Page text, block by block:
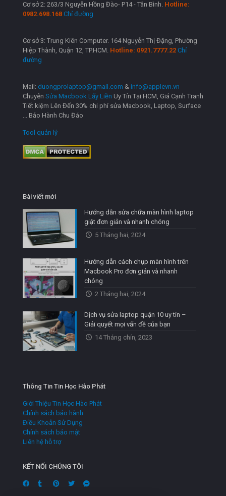
Cơ sở 2: 263/3 Nguyễn Hồng Đào- P14 - Tân Bình. Hotline:
0982.698.168 Chỉ đường
Cơ sở 3: Trung Kiên Computer. 164 Nguyễn Thị Đặng, Phường
Hiệp Thành, Quận 12, TP.HCM. Hotline: 0921.7777.22 Chỉ
đường
Mail: duongprolaptop@gmail.com & info@applevn.vn
Chuyên Sửa Macbook Lấy Liền Uy Tín Tại HCM, Giá Cạnh Tranh
Tiết kiệm Lên Đến 30% chi phí sửa Macbook, Laptop, Surface
... Bảo Hành Chu Đáo
Tool quản lý
Bài viết mới
Hướng dẫn sửa chữa màn hình laptop
giật đơn giản và nhanh chóng
5 Tháng hai, 2024
Hướng dẫn cách chụp màn hình trên
Macbook Pro đơn giản và nhanh
chóng
2 Tháng hai, 2024
Dịch vụ sửa laptop quận 10 uy tín –
Giải quyết mọi vấn đề của bạn
14 Tháng chín, 2023
Thông Tin Tin Học Hào Phát
Giới Thiệu Tin Học Hào Phát
Chính sách bảo hành
Điều Khoản Sử Dụng
Chính sách bảo mật
Liên hệ hỗ trợ
KẾT NỐI CHÚNG TÔI